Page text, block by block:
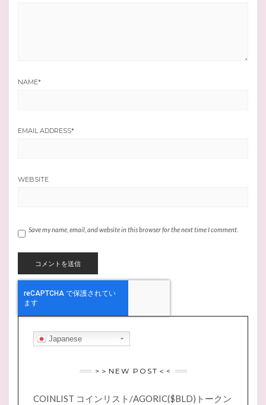
NAME*
EMAIL ADDRESS*
WEBSITE
Save my name, email, and website in this browser for the next time I comment.
Japanese
>＞NEW POST＜<
COINLIST コインリスト/AGORIC($BLD)トークン